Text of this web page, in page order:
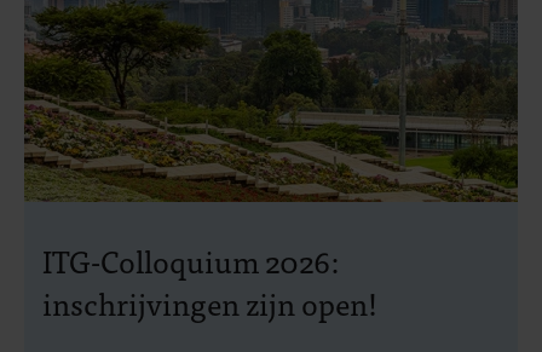
ITG-Colloquium 2026:
inschrijvingen zijn open!